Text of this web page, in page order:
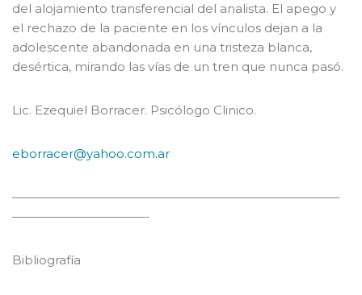
del alojamiento transferencial del analista. El apego y
el rechazo de la paciente en los vínculos dejan a la
adolescente abandonada en una tristeza blanca,
desértica, mirando las vías de un tren que nunca pasó.
Lic. Ezequiel Borracer. Psicólogo Clinico.
eborracer@yahoo.com.ar
———————————————————————————
———————————-
Bibliografía